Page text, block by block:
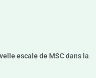
escale de MSC dans la